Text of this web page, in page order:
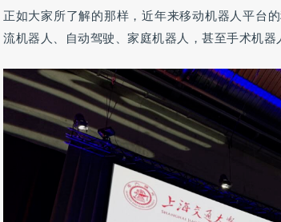
正如大家所了解的那样，近年来移动机器人平台
流机器人、自动驾驶、家庭机器人，甚至手术机器